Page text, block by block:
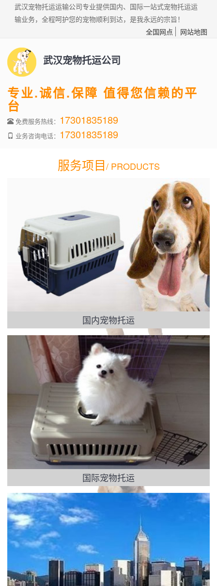
武汉宠物托运运输公司专业提供国内、国际一站式宠物托运运
输业务，全程呵护您的宠物顺利到达，是我永远的宗旨！
全国网点
网站地图
武汉宠物托运公司
专业.诚信.保障 值得您信赖的平
台
免费服务热线： 17301835189
业务咨询电话： 17301835189
服务项目/ PRODUCTS
国内宠物托运
国际宠物托运